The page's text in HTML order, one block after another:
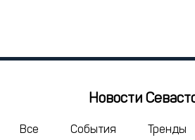
8 9 10 11
24 25
29 30 1 2
Новости
Все События Тренды